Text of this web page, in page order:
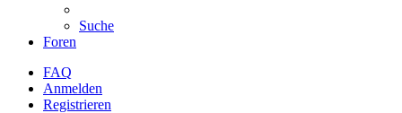
Suche
Foren
FAQ
Anmelden
Registrieren